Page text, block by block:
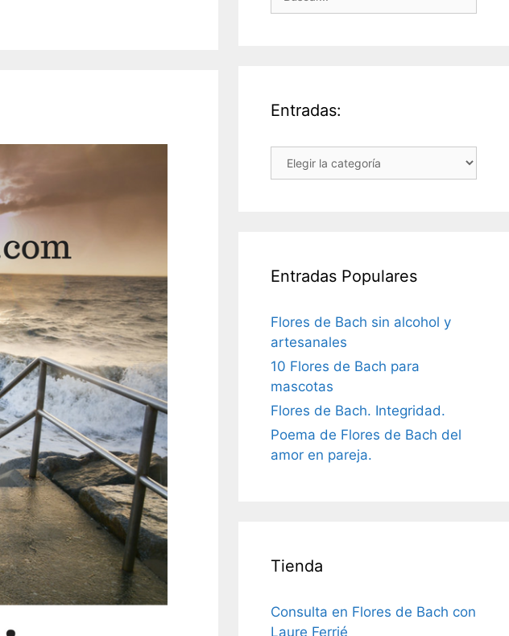
Entradas:
Entradas:
Entradas Populares
Flores de Bach sin alcohol y
artesanales
10 Flores de Bach para
mascotas
Flores de Bach. Integridad.
Poema de Flores de Bach del
amor en pareja.
Tienda
Consulta en Flores de Bach con
Laure Ferrié